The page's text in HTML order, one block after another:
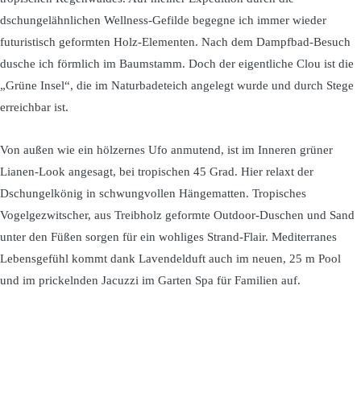
dschungelähnlichen Wellness-Gefilde begegne ich immer wieder
futuristisch geformten Holz-Elementen. Nach dem Dampfbad-Besuch
dusche ich förmlich im Baumstamm. Doch der eigentliche Clou ist die
„Grüne Insel“, die im Naturbadeteich angelegt wurde und durch Stege
erreichbar ist.
Von außen wie ein hölzernes Ufo anmutend, ist im Inneren grüner
Lianen-Look angesagt, bei tropischen 45 Grad. Hier relaxt der
Dschungelkönig in schwungvollen Hängematten. Tropisches
Vogelgezwitscher, aus Treibholz geformte Outdoor-Duschen und Sand
unter den Füßen sorgen für ein wohliges Strand-Flair. Mediterranes
Lebensgefühl kommt dank Lavendelduft auch im neuen, 25 m Pool
und im prickelnden Jacuzzi im Garten Spa für Familien auf.